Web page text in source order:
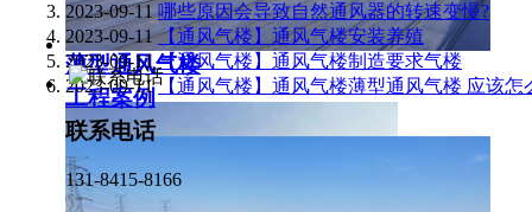
薄型通风气楼
工程案例
2023-09-11 哪些原因会导致自然通风器的转速变慢?
2023-09-11 【通风气楼】通风气楼安装养殖
2023-09-11 【通风气楼】通风气楼制造要求气楼
2023-09-11 【通风气楼】通风气楼薄型通风气楼 应该怎
联系电话
131-8415-8166